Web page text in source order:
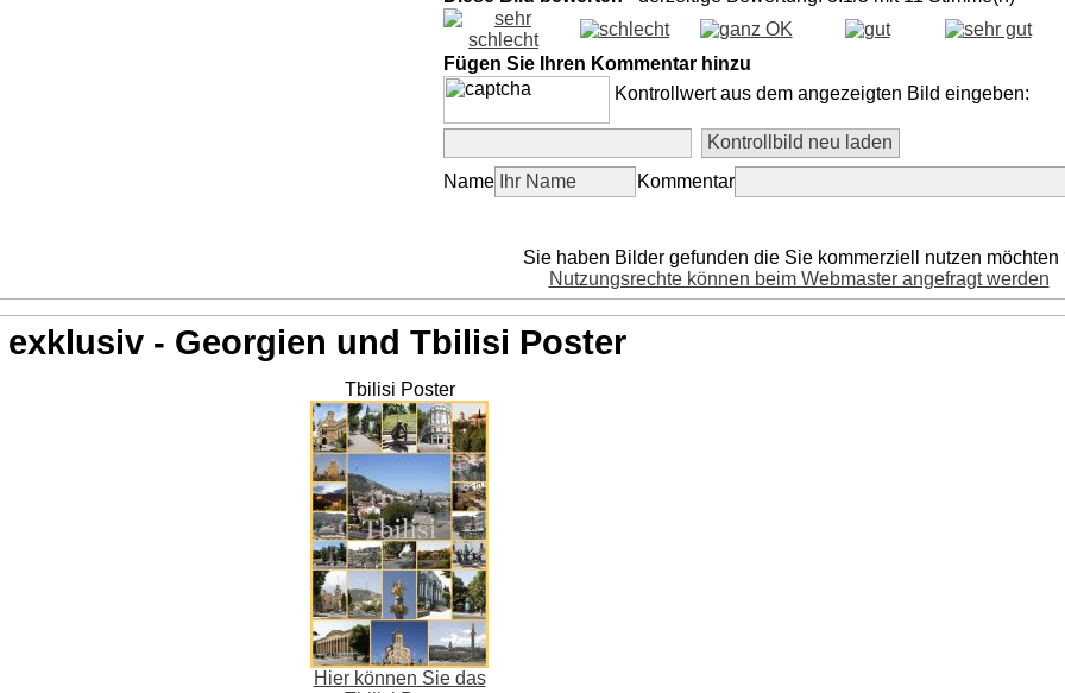
Fügen Sie Ihren Kommentar hinzu
Kontrollwert aus dem angezeigten Bild eingeben:
Name Kommentar
Sie haben Bilder gefunden die Sie kommerziell nutzen möchten
Nutzungsrechte können beim Webmaster angefragt werden
exklusiv - Georgien und Tbilisi Poster
Tbilisi Poster
Hier können Sie das